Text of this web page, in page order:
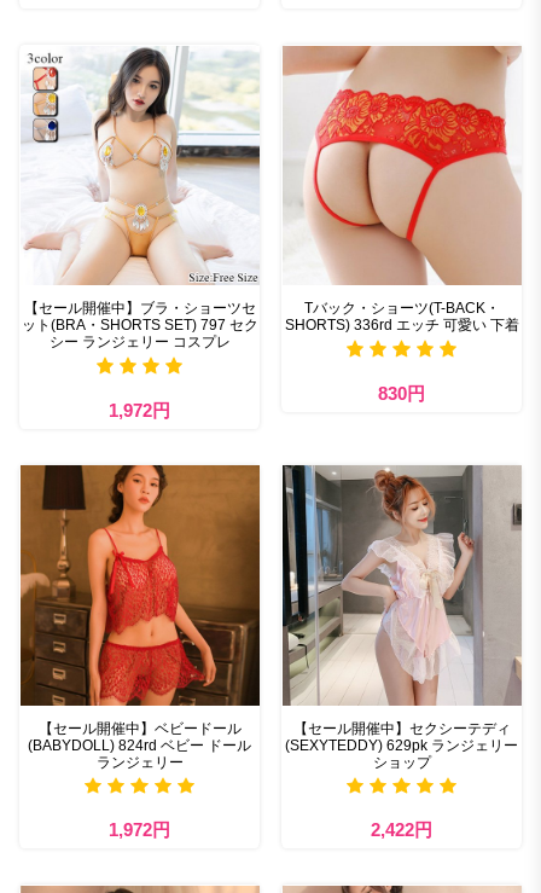
【セール開催中】ブラ・ショーツセ
ット(BRA・SHORTS SET) 797 セク
シー ランジェリー コスプレ
1,972円
Tバック・ショーツ(T-BACK・
SHORTS) 336rd エッチ 可愛い 下着
830円
【セール開催中】ベビードール
(BABYDOLL) 824rd ベビー ドール
ランジェリー
1,972円
【セール開催中】セクシーテディ
(SEXYTEDDY) 629pk ランジェリー
ショップ
2,422円